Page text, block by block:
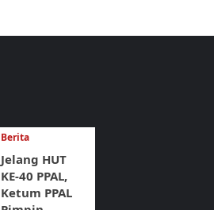
Berita
Jelang HUT
KE-40 PPAL,
Ketum PPAL